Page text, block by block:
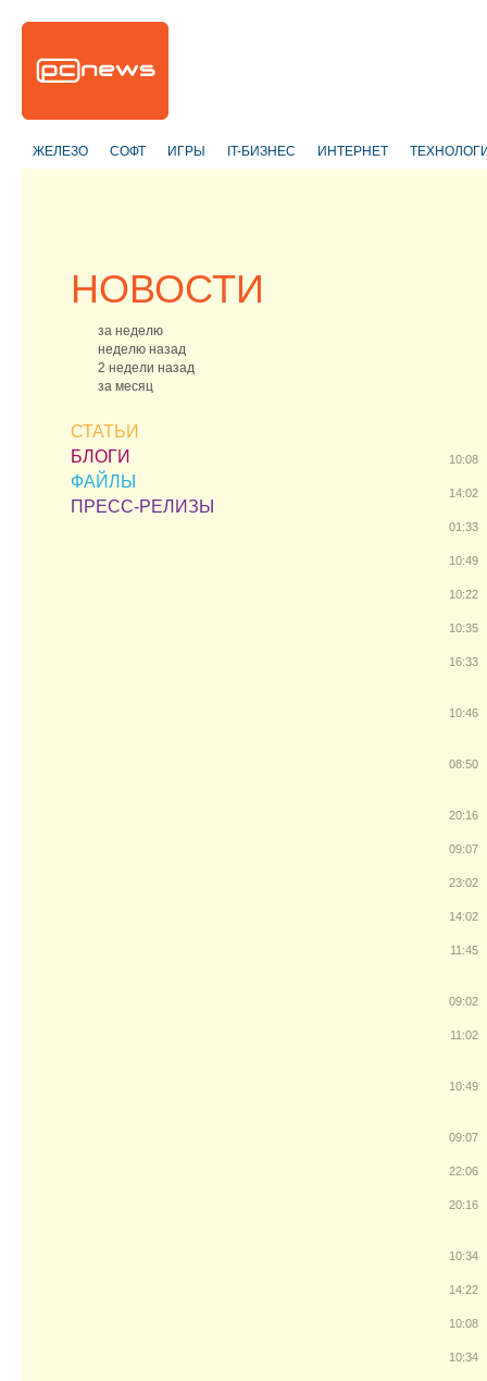
ЖЕЛЕЗО СОФТ ИГРЫ IT-БИЗНЕС ИНТЕРНЕТ
НОВОСТИ
за неделю
неделю назад
2 недели назад
за месяц
СТАТЬИ
БЛОГИ
ФАЙЛЫ
ПРЕСС-РЕЛИЗЫ
10:08
14:02
01:33
10:49
10:22
10:35
16:33
10:46
08:50
20:16
09:07
23:02
14:02
11:45
09:02
11:02
10:49
09:07
22:06
20:16
10:34
14:22
10:08
10:34